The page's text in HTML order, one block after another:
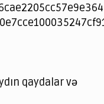
qaydalar və